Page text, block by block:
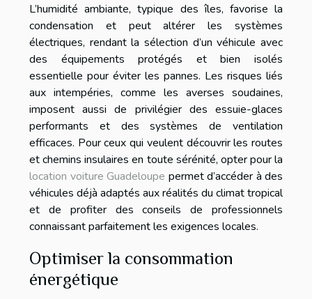
L’humidité ambiante, typique des îles, favorise la
condensation et peut altérer les systèmes
électriques, rendant la sélection d’un véhicule avec
des équipements protégés et bien isolés
essentielle pour éviter les pannes. Les risques liés
aux intempéries, comme les averses soudaines,
imposent aussi de privilégier des essuie-glaces
performants et des systèmes de ventilation
efficaces. Pour ceux qui veulent découvrir les routes
et chemins insulaires en toute sérénité, opter pour la
location voiture Guadeloupe permet d’accéder à des
véhicules déjà adaptés aux réalités du climat tropical
et de profiter des conseils de professionnels
connaissant parfaitement les exigences locales.
Optimiser la consommation
énergétique